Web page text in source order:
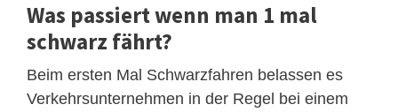
Was passiert wenn man 1 mal
schwarz fährt?
Beim ersten Mal Schwarzfahren belassen es
Verkehrsunternehmen in der Regel bei einem